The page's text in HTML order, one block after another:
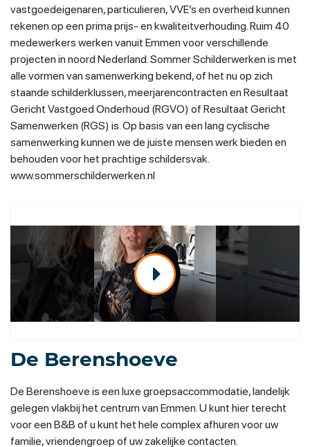
vastgoedeigenaren, particulieren, VVE’s en overheid kunnen
rekenen op een prima prijs- en kwaliteitverhouding. Ruim 40
medewerkers werken vanuit Emmen voor verschillende
projecten in noord Nederland. Sommer Schilderwerken is met
alle vormen van samenwerking bekend, of het nu op zich
staande schilderklussen, meerjarencontracten en Resultaat
Gericht Vastgoed Onderhoud (RGVO) of Resultaat Gericht
Samenwerken (RGS) is. Op basis van een lang cyclische
samenwerking kunnen we de juiste mensen werk bieden en
behouden voor het prachtige schildersvak.
www.sommerschilderwerken.nl
De Berenshoeve
De Berenshoeve is een luxe groepsaccommodatie, landelijk
gelegen vlakbij het centrum van Emmen. U kunt hier terecht
voor een B&B of u kunt het hele complex afhuren voor uw
familie, vriendengroep of uw zakelijke contacten.